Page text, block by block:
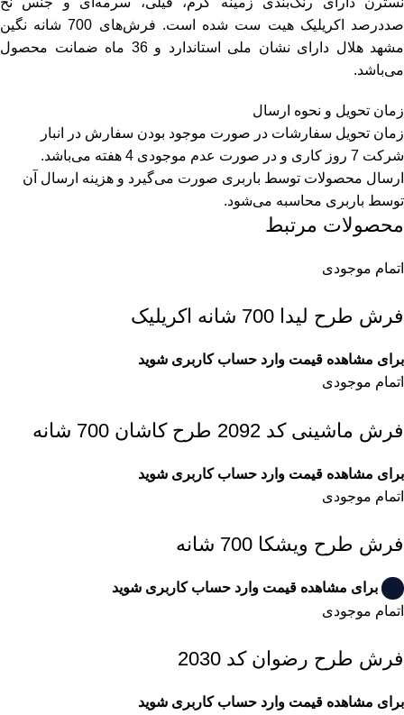
صددرصد اکریلیک هیت ست شده است. فرش‌های 700 شانه نگین
مشهد هلال دارای نشان ملی استاندارد و 36 ماه ضمانت محصول
می‌باشد.
زمان تحویل و نحوه ارسال
زمان تحویل سفارشات در صورت موجود بودن سفارش در انبار
شرکت 7 روز کاری و در صورت عدم موجودی 4 هفته می‌باشد.
ارسال محصولات توسط باربری صورت می‌گیرد و هزینه ارسال آن
توسط باربری محاسبه می‌شود.
محصولات مرتبط
اتمام موجودی
فرش طرح لیدا 700 شانه اکریلیک
برای مشاهده قیمت وارد حساب کاربری شوید
اتمام موجودی
فرش ماشینی کد 2092 طرح کاشان 700 شانه
برای مشاهده قیمت وارد حساب کاربری شوید
اتمام موجودی
فرش طرح ویشکا 700 شانه
برای مشاهده قیمت وارد حساب کاربری شوید
اتمام موجودی
فرش طرح رضوان کد 2030
برای مشاهده قیمت وارد حساب کاربری شوید